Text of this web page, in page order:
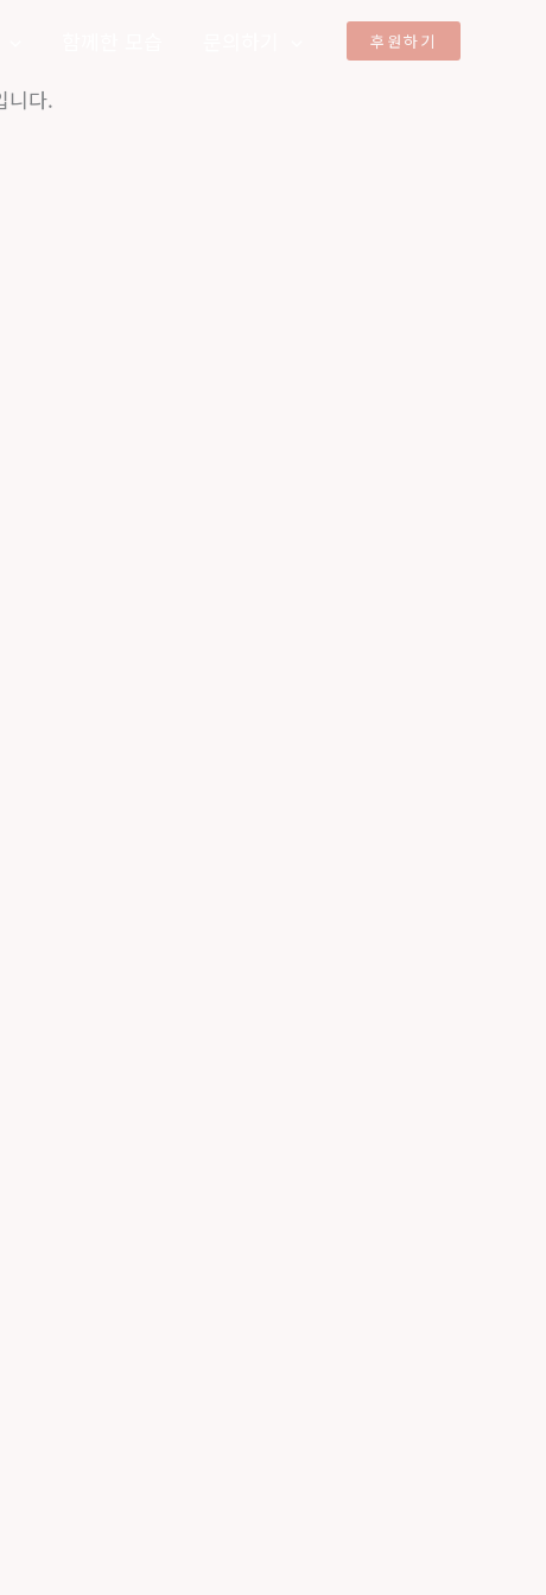
후원하기
니다.
스포에 참가합니다. 지난해 코엑스와 킨텍스 박람회 ...
니다. 이번 학부모회 워크숍은 발도르프 ...
제로3년간의 특별한 여정을 준비하고 있습니다. 인간의 ...
. 많은 학부모님들의 참여를 ...
듯, 어른도 예술로 성장합니다.” 이번 동아리는 단순한 ...
, 워크숍 이야기 등을 함께 나눕니다 ...